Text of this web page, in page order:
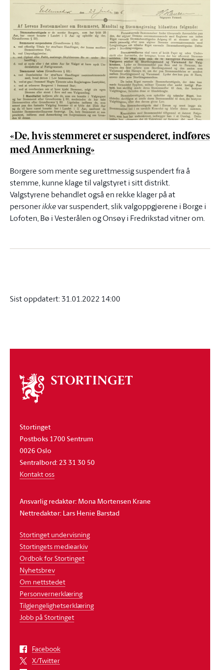
«De, hvis stemmeret er suspenderet, indføres
med Anmerkning»
Borgere som mente seg urettmessig suspendert fra å
stemme, kunne klage til valgstyret i sitt distrikt.
Valgstyrene behandlet også en rekke klager på at
personerikkevar suspendert, slik valgoppgjørene i Borge i
Lofoten, Bø i Vesterålen og Onsøy i Fredrikstad vitner om.
Sist oppdatert:31.01.2022 14:00
Om
stortinget
Stortinget
Postboks 1700 Sentrum
0026 Oslo
Sentralbord: 23 31 30 50
Kontakt oss
Ansvarlig redaktør: Mona Mortensen Krane
Nettredaktør: Lars Henie Barstad
Stortinget undervisning
Stortingets mediearkiv
Ordbok for Stortinget
Nyhetsbrev
Om nettstedet
Personvernerklæring
Tilgjengelighetserklæring
Jobb på Stortinget
Facebook
X/Twitter